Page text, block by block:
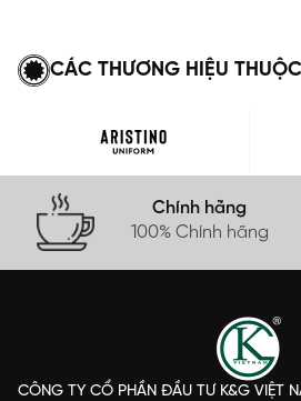
CÁC THƯƠNG HIỆU
Chính hãng
100% Chính hãng
CÔNG TY CỔ PHẦN ĐẦU TƯ K&G VIỆT